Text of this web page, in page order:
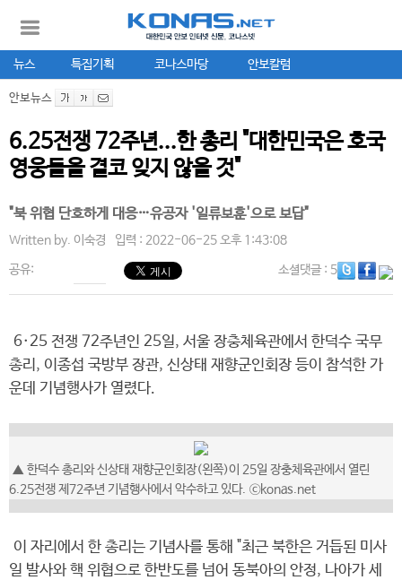
뉴스 특집기획 코나스마당 안보칼럼
안보뉴스
6.25전쟁 72주년...한 총리 "대한민국은 호국
영웅들을 결코 잊지 않을 것"
"북 위협 단호하게 대응…유공자 '일류보훈'으로 보답"
Written by. 이숙경 입력 : 2022-06-25 오후 1:43:08
공유: 소셜댓글: 5
6·25 전쟁 72주년인 25일, 서울 장충체육관에서 한덕수 국무
총리, 이종섭 국방부 장관, 신상태 재향군인회장 등이 참석한 가
운데 기념행사가 열렸다.
▲ 한덕수 총리와 신상태 재향군인회장(왼쪽)이 25일 장충체육관에서 열린
6.25전쟁 제72주년 기념행사에서 악수하고 있다. ⓒkonas.net
이 자리에서 한 총리는 기념사를 통해 "최근 북한은 거듭된 미사
일 발사와 핵 위협으로 한반도를 넘어 동북아의 안정, 나아가 세